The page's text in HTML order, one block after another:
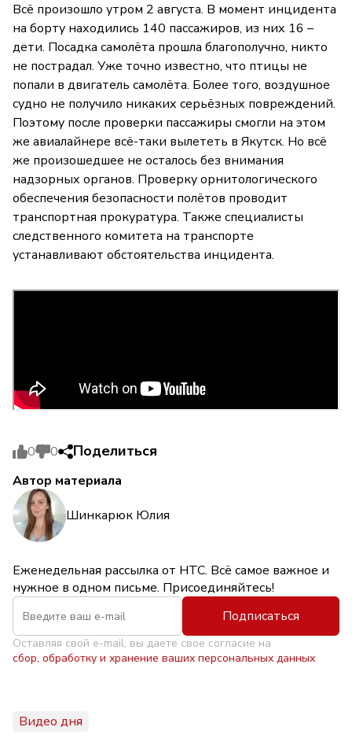
Всё произошло утром 2 августа. В момент инцидента
на борту находились 140 пассажиров, из них 16 –
дети. Посадка самолёта прошла благополучно, никто
не пострадал. Уже точно известно, что птицы не
попали в двигатель самолёта. Более того, воздушное
судно не получило никаких серьёзных повреждений.
Поэтому после проверки пассажиры смогли на этом
же авиалайнере всё-таки вылететь в Якутск. Но всё
же произошедшее не осталось без внимания
надзорных органов. Проверку орнитологического
обеспечения безопасности полётов проводит
транспортная прокуратура. Также специалисты
следственного комитета на транспорте
устанавливают обстоятельства инцидента.
0 0 Поделиться
Автор материала
Шинкарюк Юлия
Еженедельная рассылка от НТС. Всё самое важное и
нужное в одном письме. Присоединяйтесь!
Подписаться
Оставляя свой e-mail, вы даете свое согласие на
сбор, обработку и хранение ваших персональных данных
Видео дня